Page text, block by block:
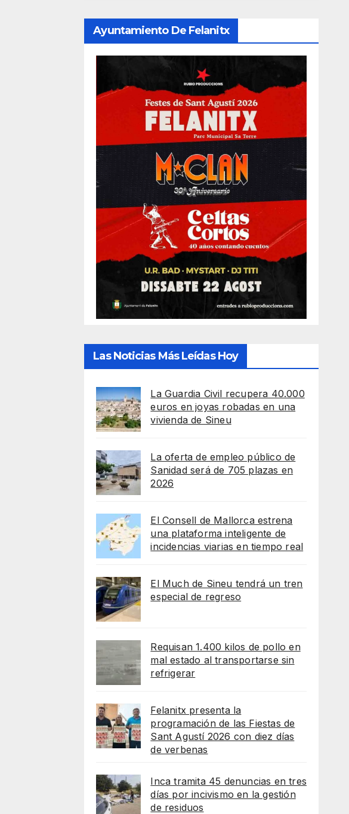
Ayuntamiento De Felanitx
Las Noticias Más Leídas Hoy
La Guardia Civil recupera 40.000
euros en joyas robadas en una
vivienda de Sineu
La oferta de empleo público de
Sanidad será de 705 plazas en
2026
El Consell de Mallorca estrena
una plataforma inteligente de
incidencias viarias en tiempo real
El Much de Sineu tendrá un tren
especial de regreso
Requisan 1.400 kilos de pollo en
mal estado al transportarse sin
refrigerar
Felanitx presenta la
programación de las Fiestas de
Sant Agustí 2026 con diez días
de verbenas
Inca tramita 45 denuncias en tres
días por incivismo en la gestión
de residuos